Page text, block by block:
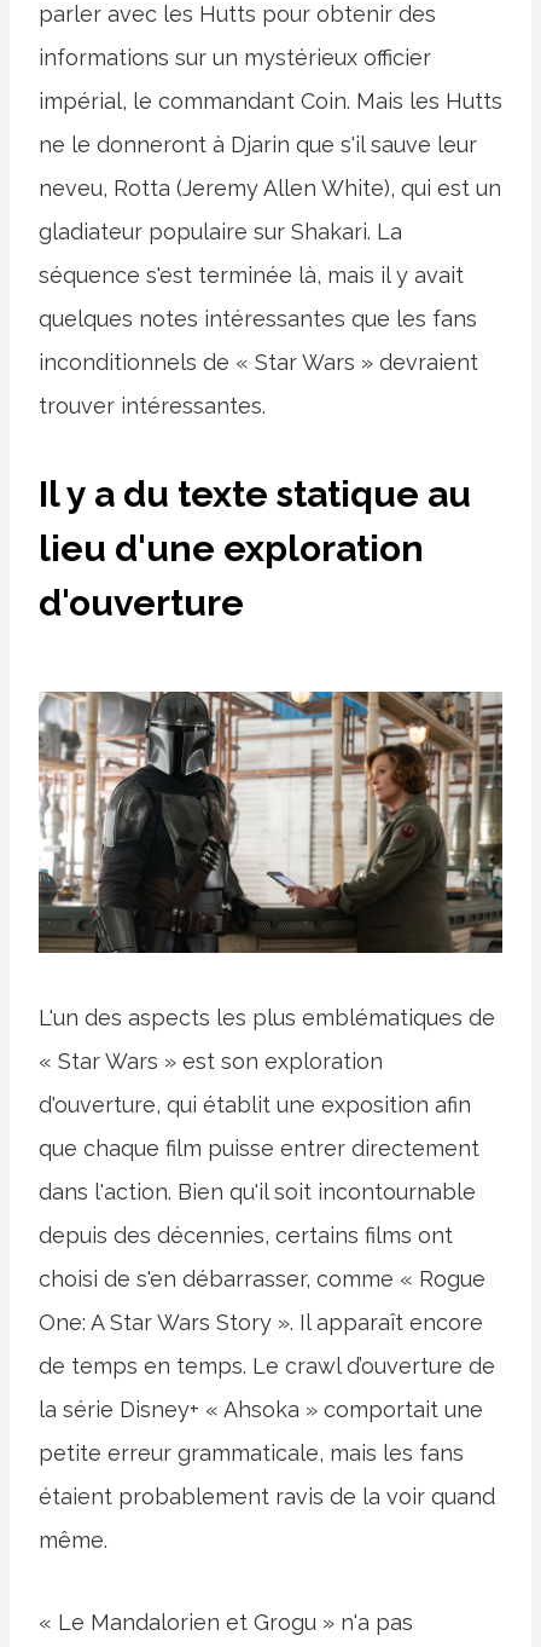
parler avec les Hutts pour obtenir des
informations sur un mystérieux officier
impérial, le commandant Coin. Mais les Hutts
ne le donneront à Djarin que s'il sauve leur
neveu, Rotta (Jeremy Allen White), qui est un
gladiateur populaire sur Shakari. La
séquence s'est terminée là, mais il y avait
quelques notes intéressantes que les fans
inconditionnels de « Star Wars » devraient
trouver intéressantes.
Il y a du texte statique au
lieu d'une exploration
d'ouverture
L'un des aspects les plus emblématiques de
« Star Wars » est son exploration
d'ouverture, qui établit une exposition afin
que chaque film puisse entrer directement
dans l'action. Bien qu'il soit incontournable
depuis des décennies, certains films ont
choisi de s'en débarrasser, comme « Rogue
One: A Star Wars Story ». Il apparaît encore
de temps en temps. Le crawl d’ouverture de
la série Disney+ « Ahsoka » comportait une
petite erreur grammaticale, mais les fans
étaient probablement ravis de la voir quand
même.
« Le Mandalorien et Grogu » n'a pas